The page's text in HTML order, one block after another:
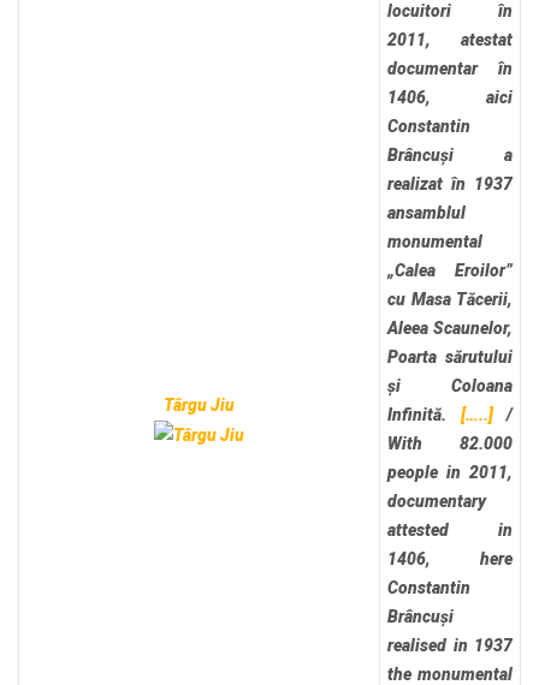
Târgu Jiu
locuitori în
2011, atestat
documentar în
1406, aici
Constantin
Brâncuși a
realizat în 1937
ansamblul
monumental
„Calea Eroilor”
cu Masa Tăcerii,
Aleea Scaunelor,
Poarta sărutului
și Coloana
Infinită. […..]/
With 82.000
people in 2011,
documentary
attested in
1406, here
Constantin
Brâncuși
realised in 1937
the monumental